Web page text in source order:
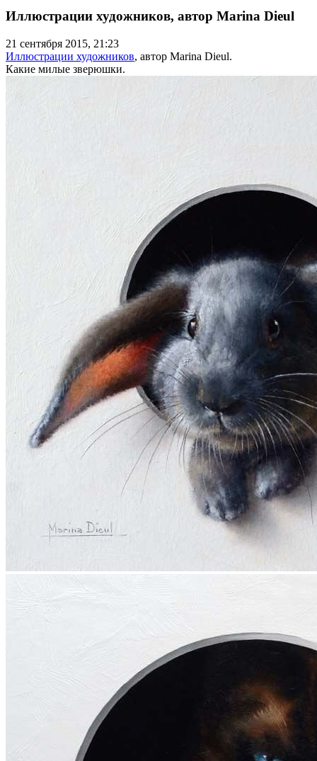
Иллюстрации художников, автор Marina Dieul
21 сентября 2015, 21:23
Иллюстрации художников, автор Marina Dieul.
Какие милые зверюшки.